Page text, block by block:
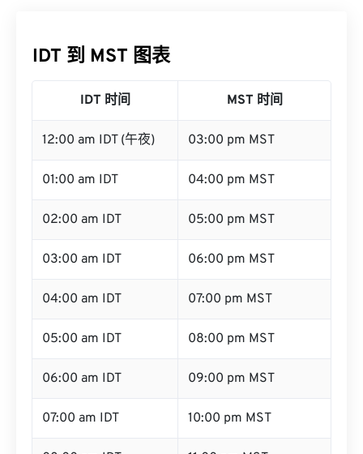
IDT 到 MST 图表
IDT 时间 MST 时间
12:00 am IDT (午夜) 03:00 pm MST
01:00 am IDT 04:00 pm MST
02:00 am IDT 05:00 pm MST
03:00 am IDT 06:00 pm MST
04:00 am IDT 07:00 pm MST
05:00 am IDT 08:00 pm MST
06:00 am IDT 09:00 pm MST
07:00 am IDT 10:00 pm MST